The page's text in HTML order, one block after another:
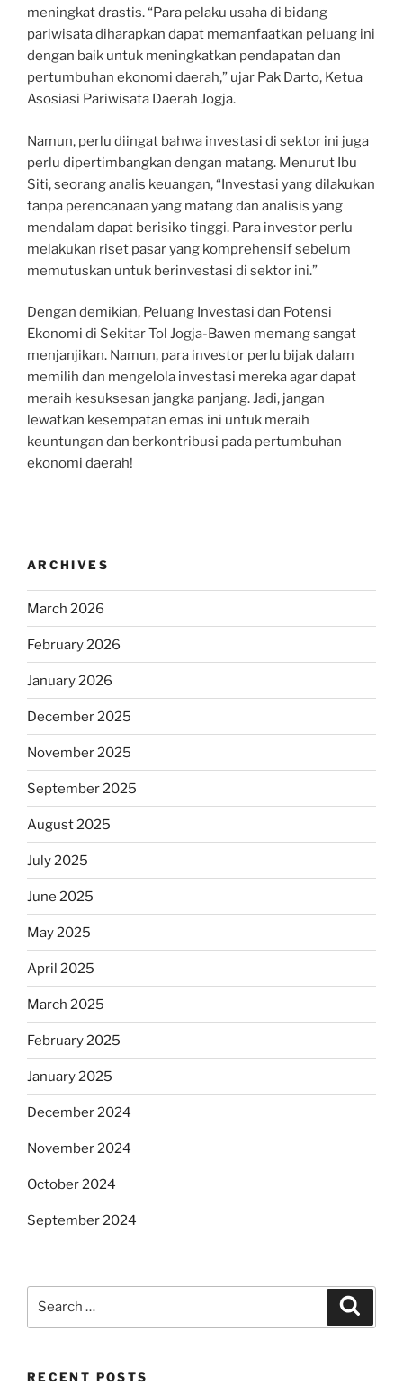
meningkat drastis. “Para pelaku usaha di bidang
pariwisata diharapkan dapat memanfaatkan peluang ini
dengan baik untuk meningkatkan pendapatan dan
pertumbuhan ekonomi daerah,” ujar Pak Darto, Ketua
Asosiasi Pariwisata Daerah Jogja.
Namun, perlu diingat bahwa investasi di sektor ini juga
perlu dipertimbangkan dengan matang. Menurut Ibu
Siti, seorang analis keuangan, “Investasi yang dilakukan
tanpa perencanaan yang matang dan analisis yang
mendalam dapat berisiko tinggi. Para investor perlu
melakukan riset pasar yang komprehensif sebelum
memutuskan untuk berinvestasi di sektor ini.”
Dengan demikian, Peluang Investasi dan Potensi
Ekonomi di Sekitar Tol Jogja-Bawen memang sangat
menjanjikan. Namun, para investor perlu bijak dalam
memilih dan mengelola investasi mereka agar dapat
meraih kesuksesan jangka panjang. Jadi, jangan
lewatkan kesempatan emas ini untuk meraih
keuntungan dan berkontribusi pada pertumbuhan
ekonomi daerah!
ARCHIVES
March 2026
February 2026
January 2026
December 2025
November 2025
September 2025
August 2025
July 2025
June 2025
May 2025
April 2025
March 2025
February 2025
January 2025
December 2024
November 2024
October 2024
September 2024
RECENT POSTS